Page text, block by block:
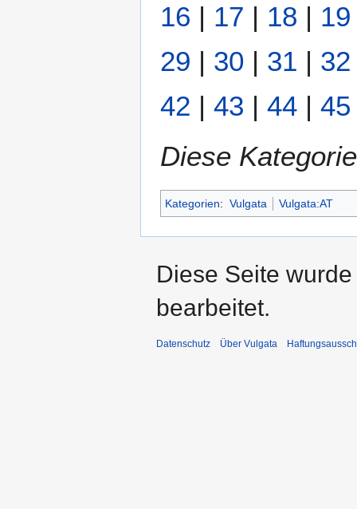
16 | 17 | 18 | 19
29 | 30 | 31 | 32
42 | 43 | 44 | 45
Diese
Kategorien: Vulgata Vulgata:AT
Diese Seite
bearbeitet.
Datenschutz Über Vulgata